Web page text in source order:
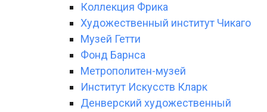
Коллекция Фрика
Художественный институт Чикаго
Музей Гетти
Фонд Барнса
Метрополитен-музей
Институт Искусств Кларк
Денверский художественный